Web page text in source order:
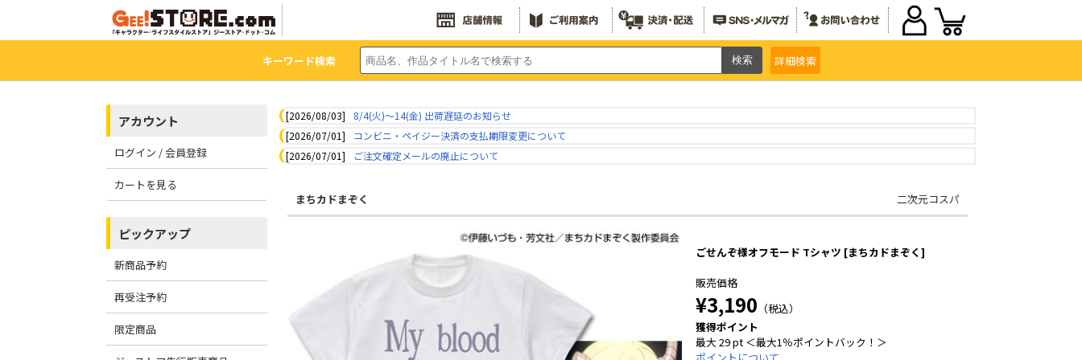
キーワード検索 詳細検索
アカウント
ログイン / 会員登録
カートを見る
ピックアップ
新商品予約
再受注予約
限定商品
[2026/08/03]
8/4(火)～14(金) 出荷遅延のお知らせ
[2026/07/01]
コンビニ・ペイジー決済の支払期限変更について
[2026/07/01]
ご注文確定メールの廃止について
まちカドまぞく 二次元コスパ
ごせんぞ様オフモード Tシャツ [まちカドまぞく]
販売価格
¥3,190 （税込）
獲得ポイント
最大 29 pt ＜最大1％ポイントバック！＞